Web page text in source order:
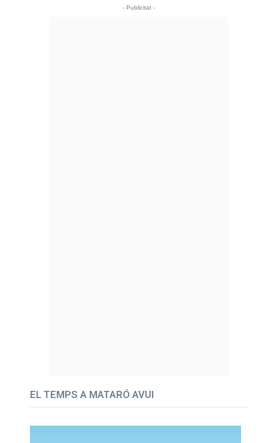
- Publicitat -
EL TEMPS A MATARÓ AVUI